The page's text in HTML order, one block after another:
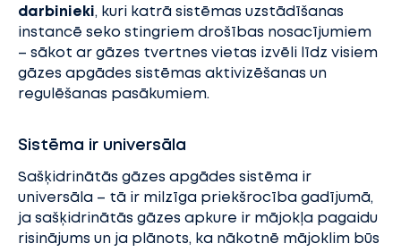
darbinieki, kuri katrā sistēmas uzstādīšanas
instancē seko stingriem drošības nosacījumiem
– sākot ar gāzes tvertnes vietas izvēli līdz visiem
gāzes apgādes sistēmas aktivizēšanas un
regulēšanas pasākumiem.
Sistēma ir universāla
Sašķidrinātās gāzes apgādes sistēma ir
universāla – tā ir milzīga priekšrocība gadījumā,
ja sašķidrinātās gāzes apkure ir mājokļa pagaidu
risinājums un ja plānots, ka nākotnē mājoklim būs